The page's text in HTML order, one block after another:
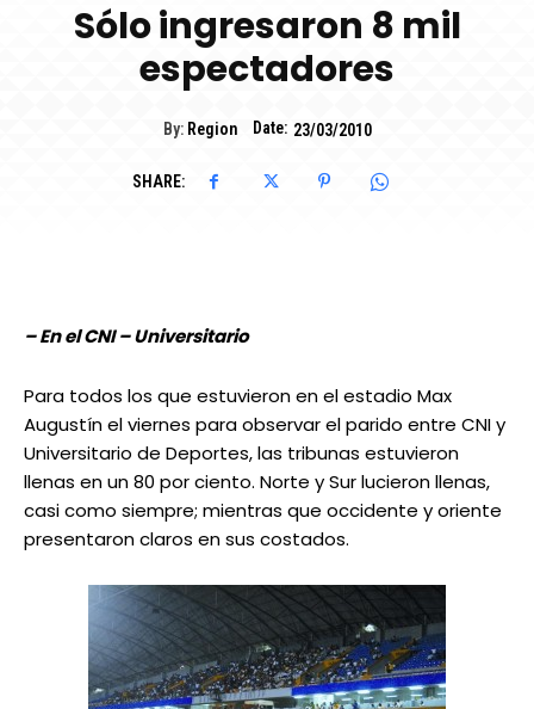
Sólo ingresaron 8 mil
espectadores
By: Region Date: 23/03/2010
SHARE:
– En el CNI – Universitario
Para todos los que estuvieron en el estadio Max
Augustín el viernes para observar el parido entre CNI y
Universitario de Deportes, las tribunas estuvieron
llenas en un 80 por ciento. Norte y Sur lucieron llenas,
casi como siempre; mientras que occidente y oriente
presentaron claros en sus costados.